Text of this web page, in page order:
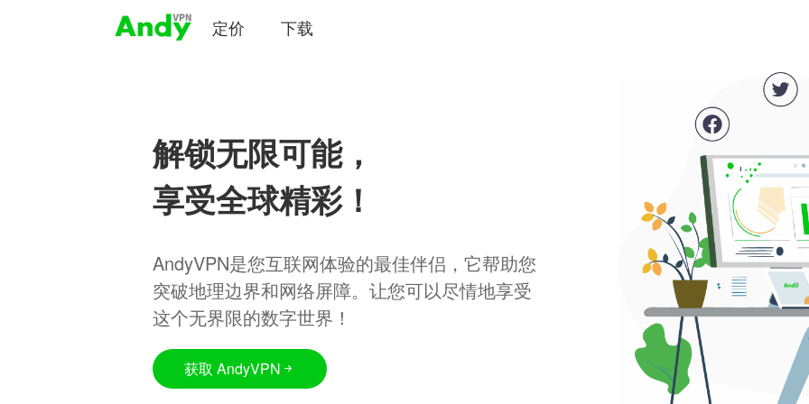
定价 下载
解锁无限可能，
享受全球精彩！
AndyVPN是您互联网体验的最佳伴侣，它帮助您
突破地理边界和网络屏障。让您可以尽情地享受
这个无界限的数字世界！
获取 AndyVPN